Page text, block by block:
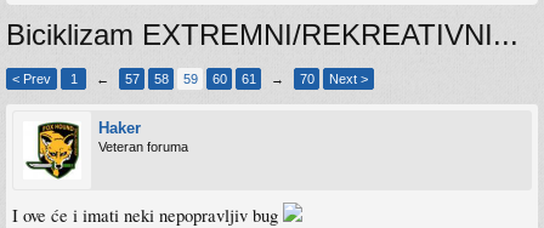
Biciklizam EXTREMNI/REKREATIVNI...
< Prev 1 ← 57 58 59 60 61 → 70 Next >
Haker
Veteran foruma
I ove će i imati neki nepopravljiv bug